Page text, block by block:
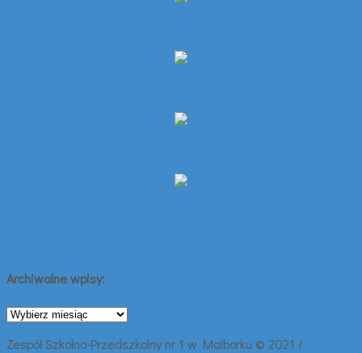
Archiwalne wpisy:
Archiwalne
Zespół Szkolno-Przedszkolny nr 1 w Malborku © 2021 /